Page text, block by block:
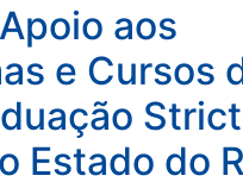
aos
e Cursos
Estado do